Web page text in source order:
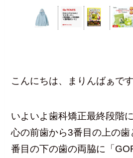
こんにちは、まりんばぁです
いよいよ歯科矯正最終段階
心の前歯から3番目の上の
番目の下の歯の両脇に「